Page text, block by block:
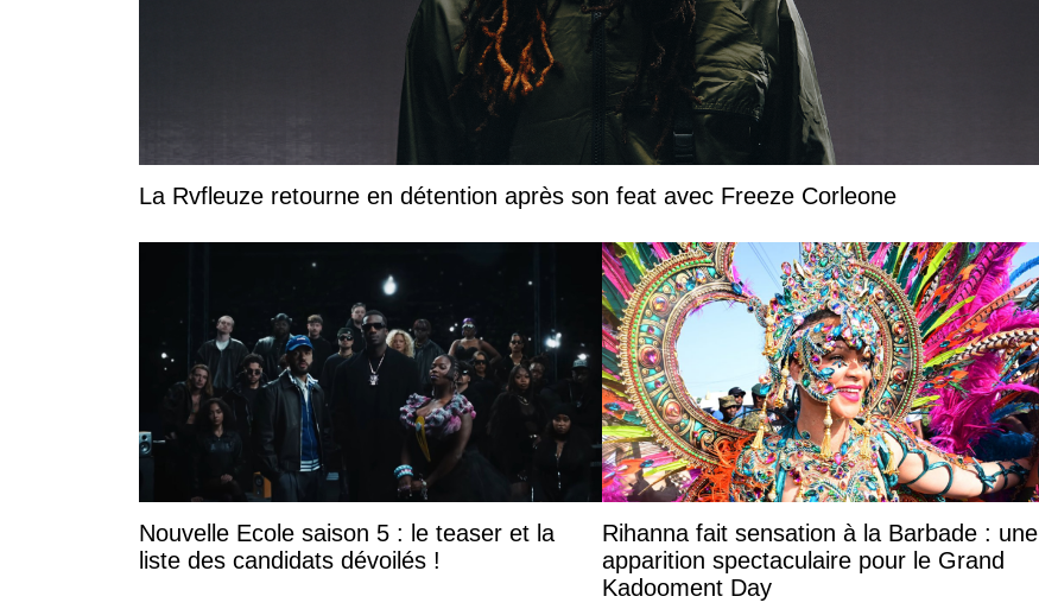
La Rvfleuze retourne en détention après son feat avec Freeze Corleone
Nouvelle Ecole saison 5 : le teaser et la
liste des candidats dévoilés !
Rihanna fait sensation à la Barbade : une
apparition spectaculaire pour le Grand
Kadooment Day